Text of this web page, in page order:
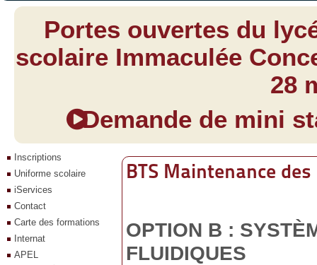
Portes ouvertes du
scolaire Immaculée
28
Demande de mini
Inscriptions
Uniforme scolaire
iServices
Contact
Carte des formations
Internat
APEL
BTS Maintenance
OPTION B :
FLUIDIQUES